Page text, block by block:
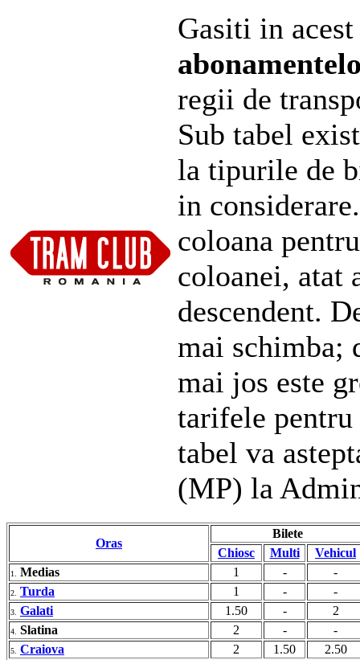
Gasiti in
regii de
Sub tabel
la tipurile de
in
coloana
coloanei, atat
descendent.
mai schimba;
mai jos este
tarifele pentru
tabel va
(MP) la
Oras
Bilete
Chiosc
Multi Vehicul
1. Medias 1 - -
2. Turda 1 - -
3. Galati 1.50 - 2
4. Slatina 2 - -
5. Craiova 2 1.50 2.50